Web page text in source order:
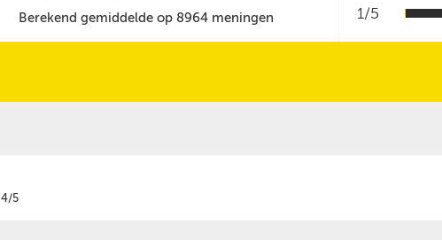
Berekend gemiddelde op 8964 meningen 1/5
4/5